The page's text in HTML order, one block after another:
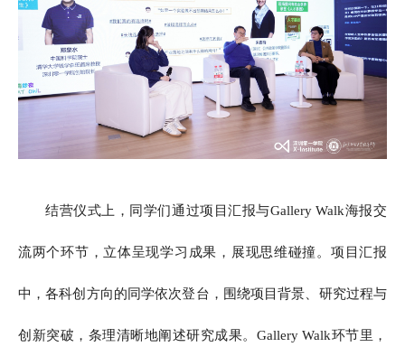
结营仪式上，同学们通过项目汇报与Gallery Walk海报交
流两个环节，立体呈现学习成果，展现思维碰撞。项目汇报
中，各科创方向的同学依次登台，围绕项目背景、研究过程与
创新突破，条理清晰地阐述研究成果。Gallery Walk环节里，